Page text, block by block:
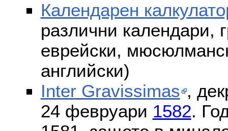
Календарен
различни календари,
еврейски,
английски)
Inter Gravissimas ,
24 февруари 1582.